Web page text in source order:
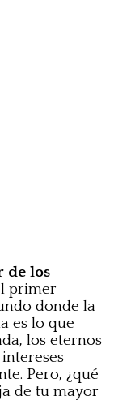
de los
primer
donde la
es lo que
los eternos
Pero, ¿qué
de tu mayor